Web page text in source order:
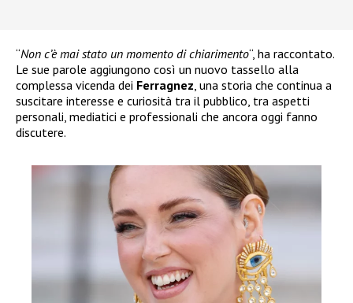
“Non c’è mai stato un momento di chiarimento“, ha raccontato.
Le sue parole aggiungono così un nuovo tassello alla
complessa vicenda dei Ferragnez , una storia che continua a
suscitare interesse e curiosità tra il pubblico, tra aspetti
personali, mediatici e professionali che ancora oggi fanno
discutere.